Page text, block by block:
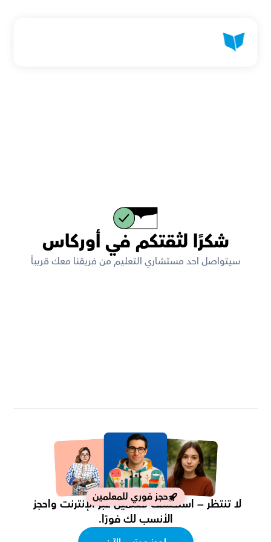
شكرًا لثقتكم في أوركاس
سيتواصل احد مستشاري التعليم من فريقنا معك قريباً
حجز فوري للمعلمين
الأنسب لك فورًا.